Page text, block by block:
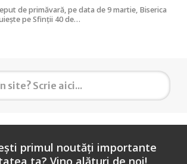
de primăvară, pe data de 9 martie, Biserica
pe Sfinții 40 de…
primul noutăți importante
ta? Vino alături de noi!